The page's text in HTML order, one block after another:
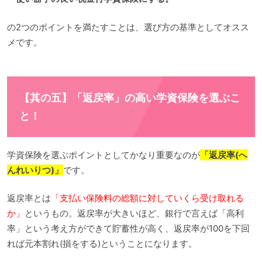
の2つのポイントを満たすことは、選び方の基準としてオスス
メです。
【其の五】「返戻率」の高い学資保険を選ぶこ
と！
学資保険を選ぶポイントとしてかなり重要なのが「返戻率(へ
んれいりつ)」 です。
返戻率とは 「支払い保険料の総額に対していくら受け取れる
か」 というもの。返戻率が大きいほど、銀行で言えば「高利
率」という考え方ができて貯蓄性が高く、返戻率が100を下回
れば元本割れ(損をする)ということになります。